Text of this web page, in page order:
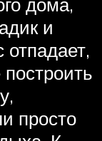
и
отпадает,
просто